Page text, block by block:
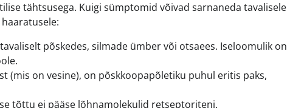
tähtsusega. Kuigi sümptomid võivad sarnaneda tavalisele
põskedes, silmade ümber või otsaees. Iseloomulik on
(mis on vesine), on põskkoopapõletiku puhul eritis paks,
tõttu ei pääse lõhnamolekulid retseptoriteni.